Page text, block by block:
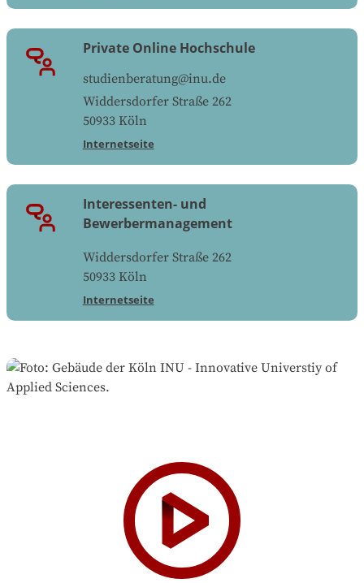
Private Online Hochschule
studienberatung@inu.de
Widdersdorfer Straße 262
50933 Köln
Internetseite
Interessenten- und
Bewerbermanagement
Widdersdorfer Straße 262
50933 Köln
Internetseite